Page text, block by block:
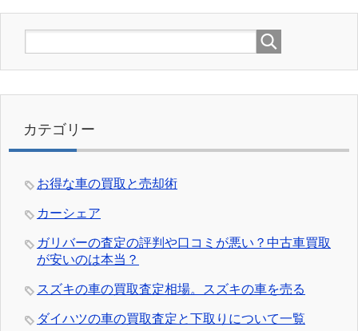
カテゴリー
お得な車の買取と売却術
カーシェア
ガリバーの査定の評判や口コミが悪い？中古車買取
が安いのは本当？
スズキの車の買取査定相場。スズキの車を売る
ダイハツの車の買取査定と下取りについて一覧